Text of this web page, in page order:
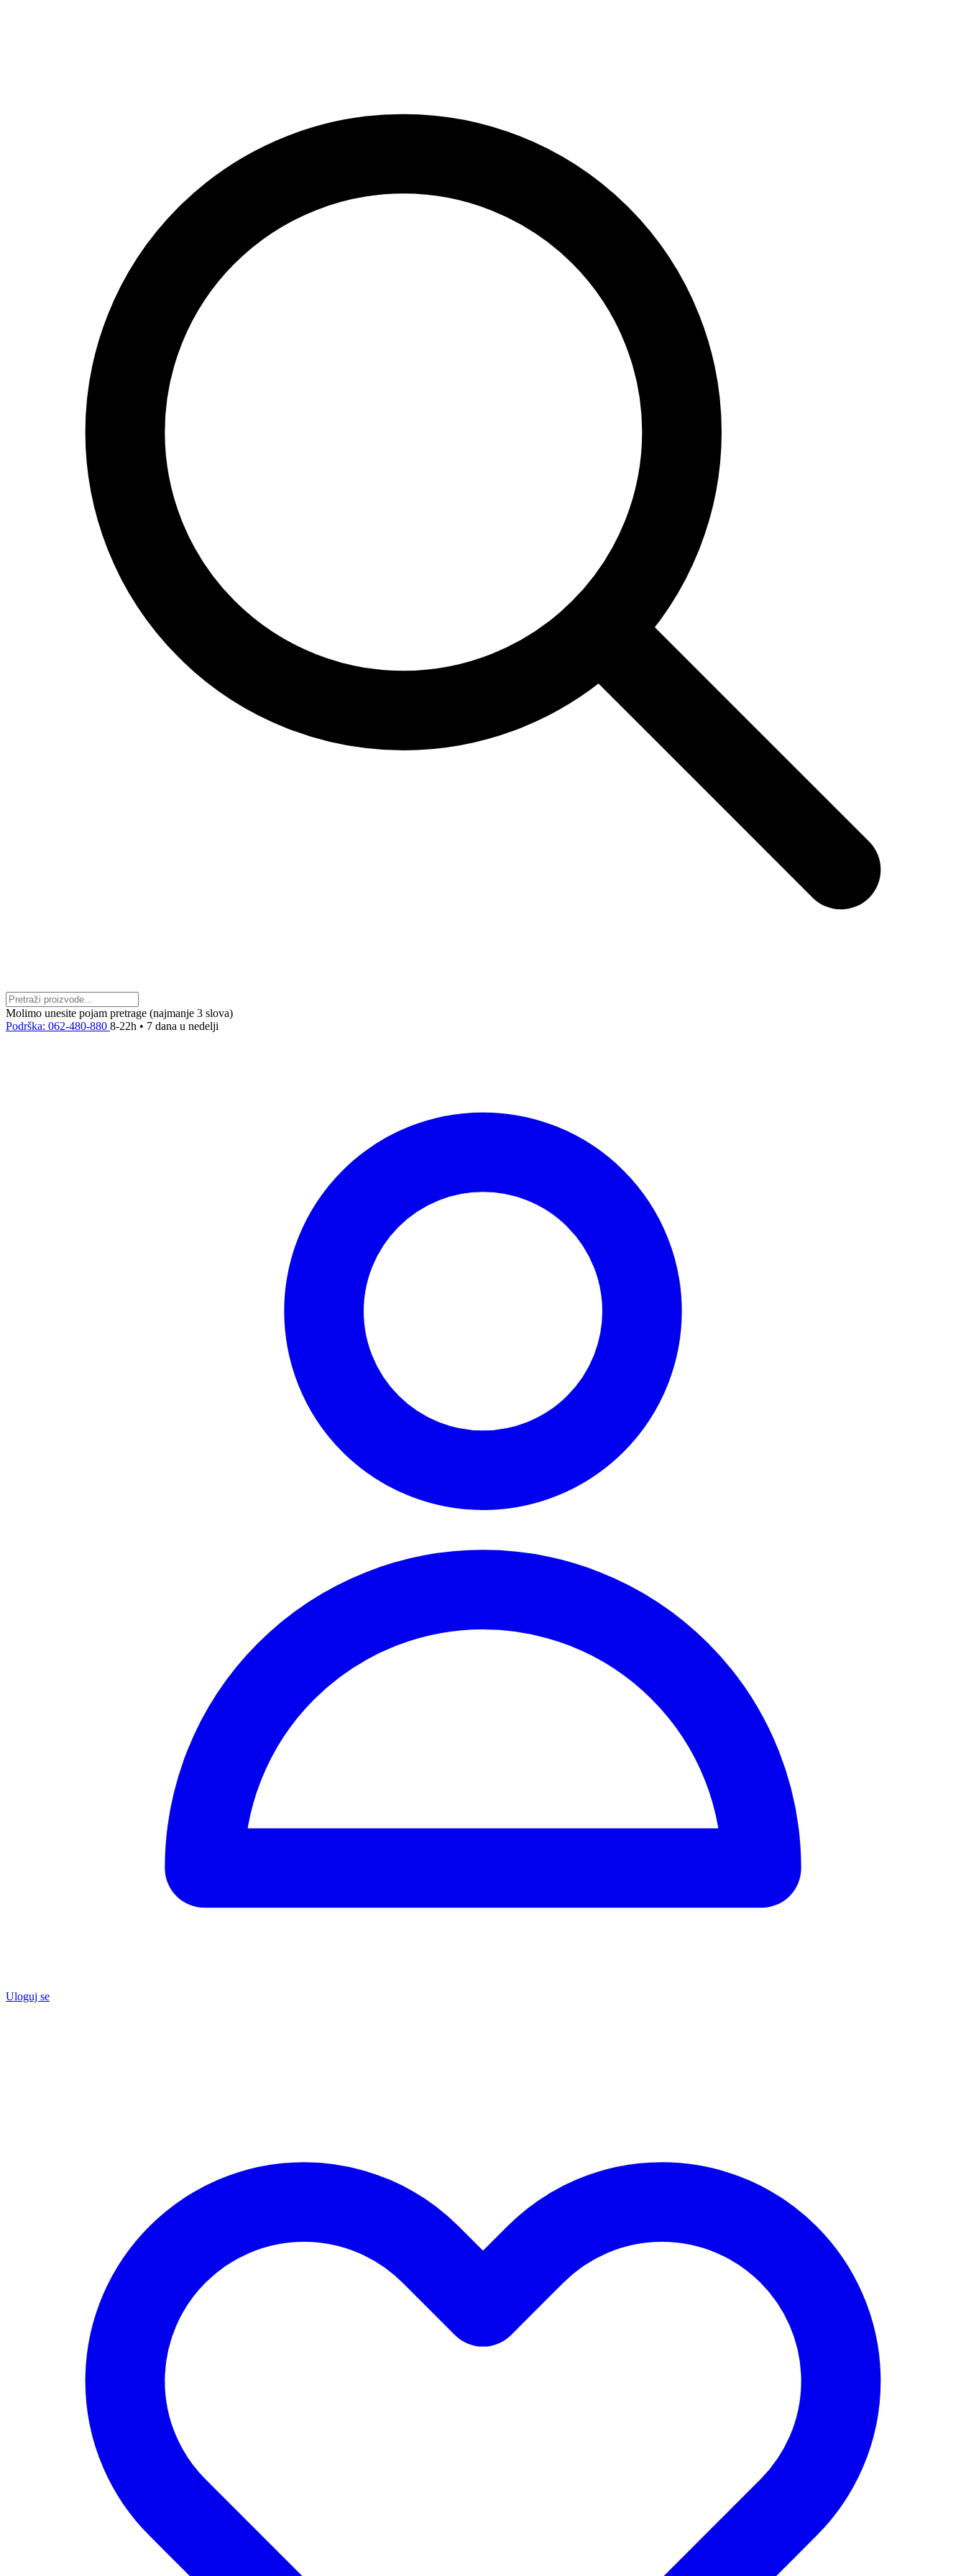
Molimo unesite pojam pretrage (najmanje 3 slova)
Podrška: 062-480-880 8-22h • 7 dana u nedelji
Uloguj se